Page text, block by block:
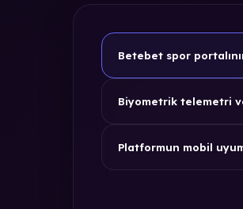
Betebet spor
Biyometrik telemetri
Platformun mobil